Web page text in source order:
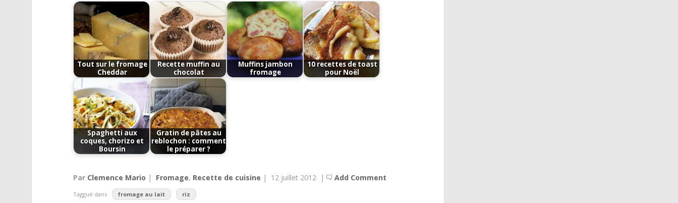
Tout sur le fromage
Cheddar
Recette muffin au
chocolat
Muffins jambon
fromage
10 recettes de toast
pour Noël
Spaghetti aux
coques, chorizo et
Boursin
Gratin de pâtes au
reblochon : comment
le préparer ?
Par Clemence Mario | Fromage, Recette de cuisine | 12 juillet 2012 | Add Comment
Taggué dans fromage au lait riz